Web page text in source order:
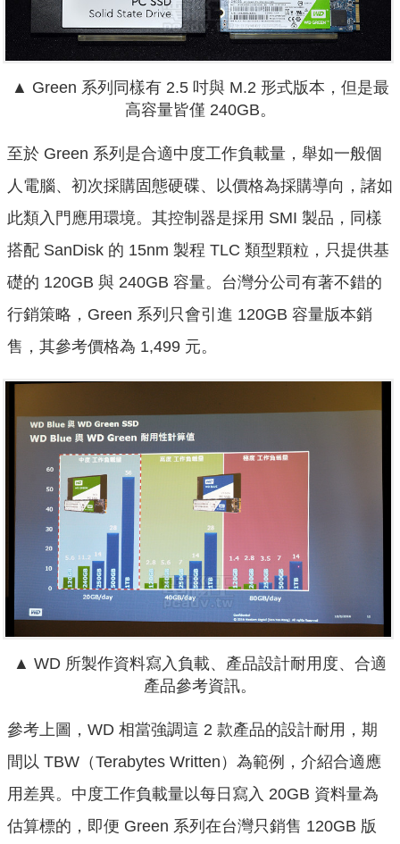
▲ Green 系列同樣有 2.5 吋與 M.2 形式版本，但是最
高容量皆僅 240GB。
至於 Green 系列是合適中度工作負載量，舉如一般個
人電腦、初次採購固態硬碟、以價格為採購導向，諸如
此類入門應用環境。其控制器是採用 SMI 製品，同樣
搭配 SanDisk 的 15nm 製程 TLC 類型顆粒，只提供基
礎的 120GB 與 240GB 容量。台灣分公司有著不錯的
行銷策略，Green 系列只會引進 120GB 容量版本銷
售，其參考價格為 1,499 元。
▲ WD 所製作資料寫入負載、產品設計耐用度、合適
產品參考資訊。
參考上圖，WD 相當強調這 2 款產品的設計耐用，期
間以 TBW （Terabytes Written）為範例， 介紹合適應
用差異。中度工作負載量以每日寫入 20GB 資料量為
估算標的，即便 Green 系列在台灣只銷售 120GB 版